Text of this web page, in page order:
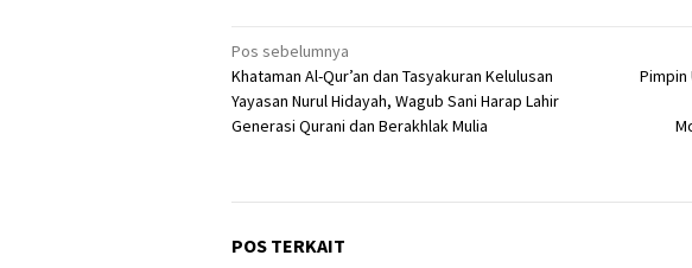
Navigasi
pos
Pos sebelumnya
Khataman Al-Qur’an dan Tasyakuran Kelulusan
Yayasan Nurul Hidayah, Wagub Sani Harap Lahir
Generasi Qurani dan Berakhlak Mulia
Pimpin
POS TERKAIT